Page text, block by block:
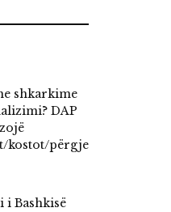
shkarkime
DAP
përgjegjësitë
i Bashkisë